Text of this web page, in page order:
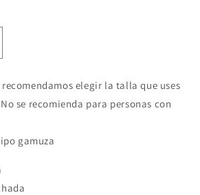
elegir la talla que uses
se recomienda para personas con
gamuza